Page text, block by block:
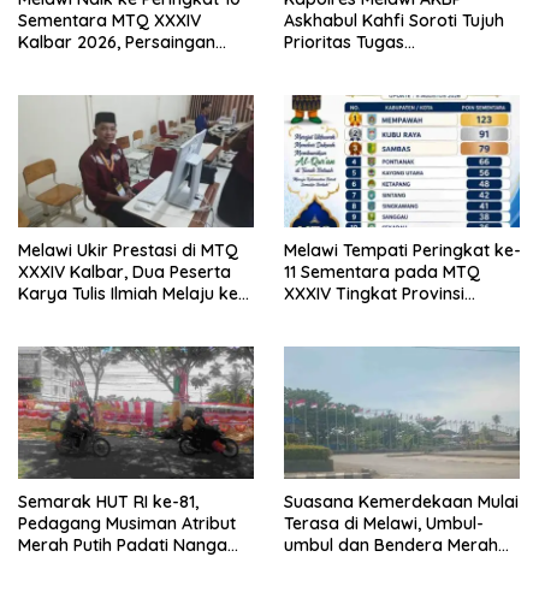
Sementara MTQ XXXIV
Kalbar 2026, Persaingan
Askhabul Kahfi Soroti Tujuh
Prioritas Tugas
Melawi Ukir Prestasi di MTQ
XXXIV Kalbar, Dua Peserta
Karya Tulis Ilmiah Melaju ke
Melawi Tempati Peringkat ke-
11 Sementara pada MTQ
XXXIV Tingkat Provinsi
Semarak HUT RI ke-81,
Pedagang Musiman Atribut
Merah Putih Padati Nanga
Suasana Kemerdekaan Mulai
Terasa di Melawi, Umbul-
umbul dan Bendera Merah